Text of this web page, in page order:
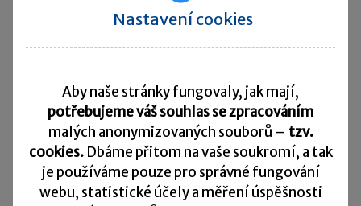
Odvod daně vybírané srážkou podle zvláštní sazby daně za
Přehled všech termínů ►
Kurzovní lístek
Nastavení cookies
Aby naše stránky fungovaly, jak mají,
potřebujeme váš souhlas se zpracováním
malých anonymizovaných souborů – tzv.
cookies. Dbáme přitom na vaše soukromí, a tak
je používáme pouze pro správné fungování
webu, statistické účely a měření úspěšnosti